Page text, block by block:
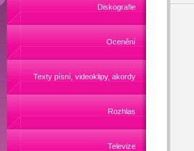
Diskografie
Ocenění
Texty písní, videoklipy, akordy
Rozhlas
Televize